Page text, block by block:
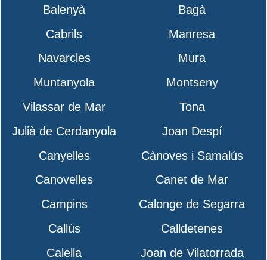
Balenyà
Bagà
Cabrils
Manresa
Navarcles
Mura
Muntanyola
Montseny
Vilassar de Mar
Tona
Julià de Cerdanyola
Joan Despí
Canyelles
Cànoves i Samalús
Canovelles
Canet de Mar
Campins
Calonge de Segarra
Callús
Calldetenes
Calella
Joan de Vilatorrada